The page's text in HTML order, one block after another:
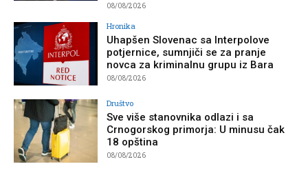
08/08/2026
Hronika
Uhapšen Slovenac sa Interpolove
potjernice, sumnjiči se za pranje
novca za kriminalnu grupu iz Bara
08/08/2026
Društvo
Sve više stanovnika odlazi i sa
Crnogorskog primorja: U minusu čak
18 opština
08/08/2026